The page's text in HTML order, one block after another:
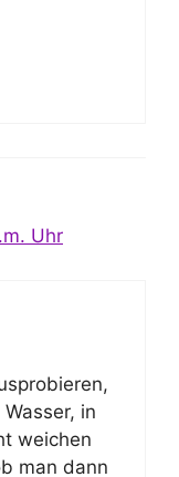
Uhr
in
weichen
man dann